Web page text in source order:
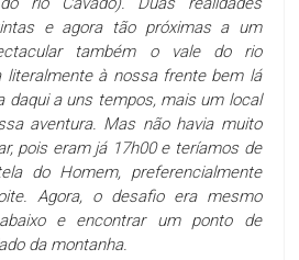
e agora tão próximas a um
também o vale do rio
literalmente à nossa frente bem lá
daqui a uns tempos, mais um local
aventura. Mas não havia muito
pois eram já 17h00 e teríamos de
do Homem, preferencialmente
Agora, o desafio era mesmo
e encontrar um ponto de
da montanha.